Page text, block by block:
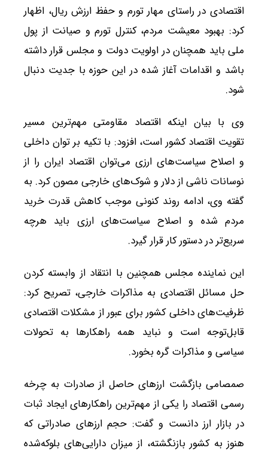
اقتصادی در راستای مهار تورم و حفظ ارزش ریال، اظهار
کرد: بهبود معیشت مردم، کنترل تورم و صیانت از پول
ملی باید همچنان در اولویت دولت و مجلس قرار داشته
باشد و اقدامات آغاز شده در این حوزه با جدیت دنبال
شود.
وی با بیان اینکه اقتصاد مقاومتی مهم‌ترین مسیر
تقویت اقتصاد کشور است، افزود: با تکیه بر توان داخلی
و اصلاح سیاست‌های ارزی می‌توان اقتصاد ایران را از
نوسانات ناشی از دلار و شوک‌های خارجی مصون کرد. به
گفته وی، ادامه روند کنونی موجب کاهش قدرت خرید
مردم شده و اصلاح سیاست‌های ارزی باید هرچه
سریع‌تر در دستور کار قرار گیرد.
این نماینده مجلس همچنین با انتقاد از وابسته کردن
حل مسائل اقتصادی به مذاکرات خارجی، تصریح کرد:
ظرفیت‌های داخلی کشور برای عبور از مشکلات اقتصادی
قابل‌توجه است و نباید همه راهکارها به تحولات
سیاسی و مذاکرات گره بخورد.
صمصامی بازگشت ارزهای حاصل از صادرات به چرخه
رسمی اقتصاد را یکی از مهم‌ترین راهکارهای ایجاد ثبات
در بازار ارز دانست و گفت: حجم ارزهای صادراتی که
هنوز به کشور بازنگشته، از میزان دارایی‌های بلوکه‌شده